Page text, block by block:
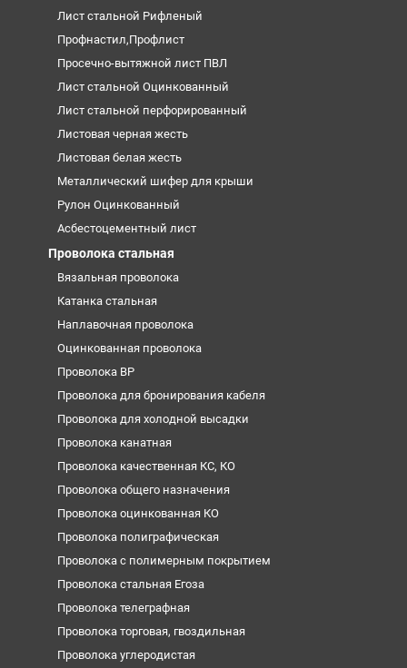
Лист стальной Рифленый
Профнастил,Профлист
Просечно-вытяжной лист ПВЛ
Лист стальной Оцинкованный
Лист стальной перфорированный
Листовая черная жесть
Листовая белая жесть
Металлический шифер для крыши
Рулон Оцинкованный
Асбестоцементный лист
Проволока стальная
Вязальная проволока
Катанка стальная
Наплавочная проволока
Оцинкованная проволока
Проволока ВР
Проволока для бронирования кабеля
Проволока для холодной высадки
Проволока канатная
Проволока качественная КС, КО
Проволока общего назначения
Проволока оцинкованная КО
Проволока полиграфическая
Проволока с полимерным покрытием
Проволока стальная Егоза
Проволока телеграфная
Проволока торговая, гвоздильная
Проволока углеродистая